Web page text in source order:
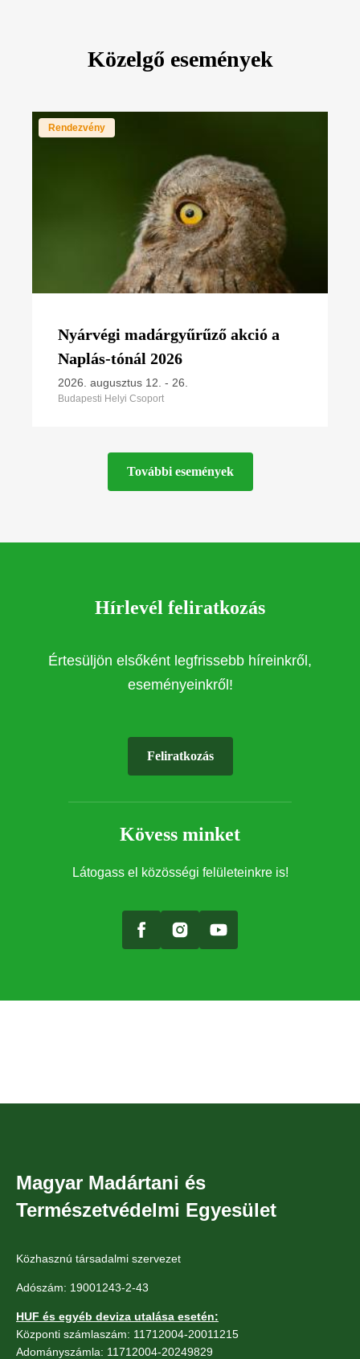
Közelgő események
Rendezvény
Nyárvégi madárgyűrűző akció a
Naplás-tónál 2026
2026. augusztus 12. - 26.
Budapesti Helyi Csoport
További események
Hírlevél feliratkozás
Értesüljön elsőként legfrissebb híreinkről,
eseményeinkről!
Feliratkozás
Kövess minket
Látogass el közösségi felületeinkre is!
Magyar Madártani és
Természetvédelmi Egyesület
Közhasznú társadalmi szervezet
Adószám: 19001243-2-43
HUF és egyéb deviza utalása esetén:
Központi számlaszám: 11712004-20011215
Adományszámla: 11712004-20249829